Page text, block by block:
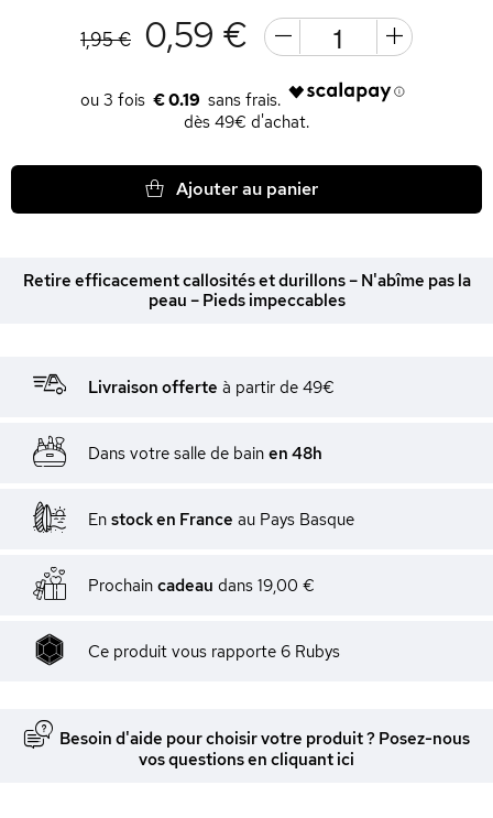
1,95 € 0,59 €
€ 0.19
dès 49€ d'achat.
Ajouter au panier
Retire efficacement callosités et durillons – N'abîme pas la
peau – Pieds impeccables
Livraison offerte à partir de 49€
Dans votre salle de bain en 48h
En stock en France au Pays Basque
Prochain cadeau dans 19,00 €
Ce produit vous rapporte 6 Rubys
Besoin d'aide pour choisir votre produit ? Posez-nous
vos questions en cliquant ici